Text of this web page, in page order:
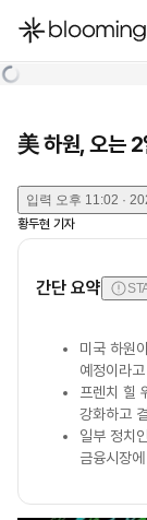
한국어
美 하원, 오는 2
입력 오후 11:02 ·
황두현 기자
간단 요약
미국 하원이
예정이라
프렌치 힐
강화하고
일부 정치
금융시장